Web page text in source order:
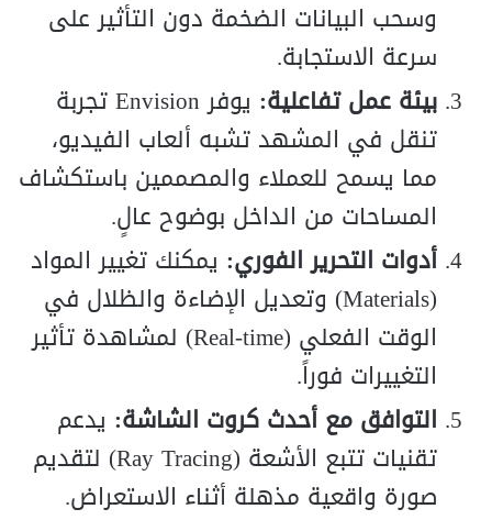
وسحب البيانات الضخمة دون التأثير على
سرعة الاستجابة.
بيئة عمل تفاعلية:
يوفر Envision تجربة
تنقل في المشهد تشبه ألعاب الفيديو،
مما يسمح للعملاء والمصممين باستكشاف
المساحات من الداخل بوضوح عالٍ.
أدوات التحرير الفوري: يمكنك تغيير المواد
(Materials) وتعديل الإضاءة والظلال في
الوقت الفعلي (Real-time) لمشاهدة تأثير
التغييرات فوراً.
التوافق مع أحدث كروت الشاشة: يدعم
تقنيات تتبع الأشعة (Ray Tracing) لتقديم
صورة واقعية مذهلة أثناء الاستعراض.